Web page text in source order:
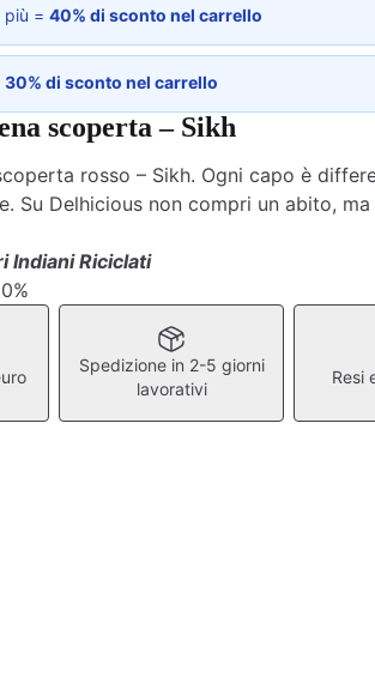
più = 40% di sconto nel carrello
30% di sconto nel carrello
scoperta – Sikh
rosso – Sikh. Ogni capo è
Su Delhicious non compri un abito,
Indiani Riciclati
Spedizione in 2-5 giorni
lavorativi
Resi